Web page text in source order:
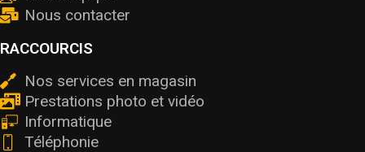
Nous contacter
RACCOURCIS
Nos services en magasin
Prestations photo et vidéo
Informatique
Téléphonie